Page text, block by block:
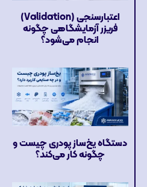
اعتبارسنجی (Validation)
فریزر آزمایشگاهی چگونه
انجام می‌شود؟
دستگاه یخ‌ساز پودری چیست و
چگونه کار می‌کند؟